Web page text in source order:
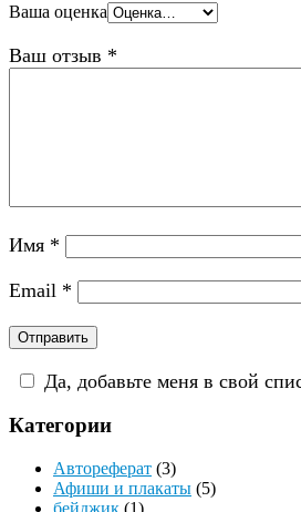
Ваша оценка
Ваш отзыв *
Имя *
Email *
Да, добавьте меня в свой
Категории
Автореферат (3)
Афиши и плакаты (5)